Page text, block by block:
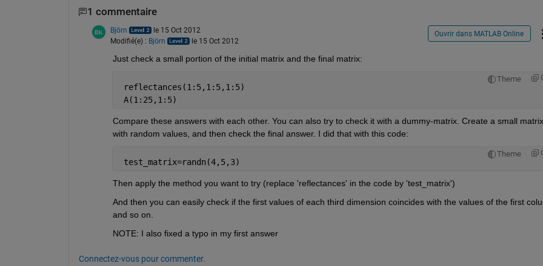
1 commentaire
Björn
le 15 Oct 2012
Modifié(e) : Björn le 15 Oct 2012
Ouvrir dans MATLAB Online
Just check a small portion of the initial matrix and the final matrix:
Theme
reflectances(1:5,1:5,1:5)
A(1:25,1:5)
Compare these answers with each other. You can also try to check it with a dummy-matrix. Create a small matrix
with random values, and then check the final answer. I did that with this code:
Theme
test_matrix=randn(4,5,3)
Then apply the method you want to try (replace 'reflectances' in the code by 'test_matrix')
And then you can easily check if the first values of each third dimension coincides with the values of the first
and so on.
NOTE: I also fixed a typo in my first answer
Connectez-vous pour commenter.